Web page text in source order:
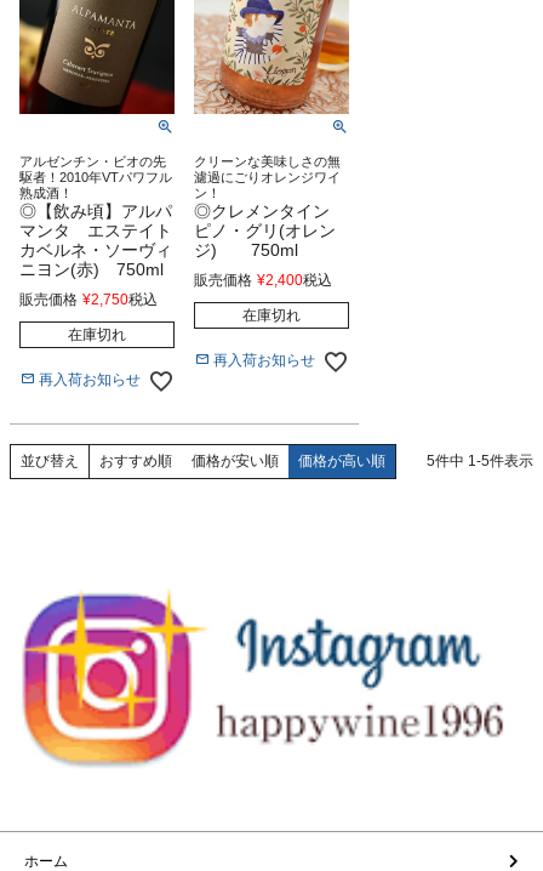
アルゼンチン・ビオの先
駆者！2010年VTパワフル
熟成酒！
◎【飲み頃】アルパ
マンタ エステイト
カベルネ・ソーヴィ
ニヨン(赤) 750ml
販売価格 ¥2,750税込
在庫切れ
再入荷お知らせ
クリーンな美味しさの無
濾過にごりオレンジワイ
ン！
◎クレメンタイン
ピノ・グリ(オレン
ジ) 750ml
販売価格 ¥2,400税込
在庫切れ
再入荷お知らせ
並び替え おすすめ順 価格が安い順 価格が高い順 5件中 1-5件表示
ホーム